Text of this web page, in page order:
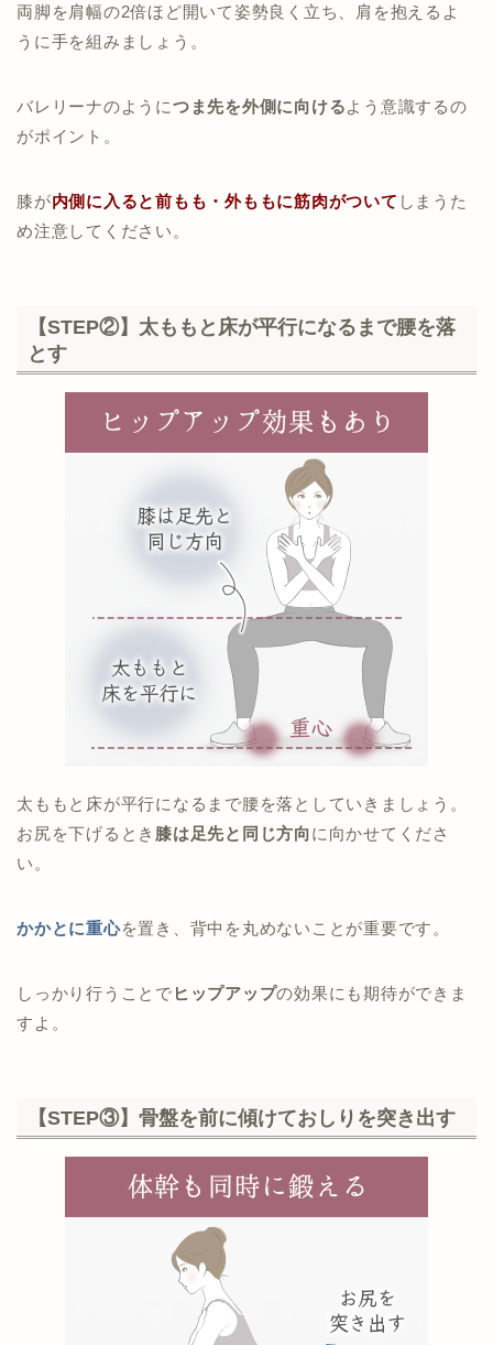
両脚を肩幅の2倍ほど開いて姿勢良く立ち、肩を抱えるよ
うに手を組みましょう。
バレリーナのようにつま先を外側に向けるよう意識するの
がポイント。
膝が内側に入ると前もも・外ももに筋肉がついて しまうた
め注意してください。
【STEP②】太ももと床が平行になるまで腰を落
とす
太ももと床が平行になるまで腰を落としていきましょう。
お尻を下げるとき 膝は足先と同じ方向に向かせてくださ
い。
かかとに重心を置き、背中を丸めないことが重要です。
しっかり行うことで ヒップアップの効果にも期待ができま
すよ。
【STEP③】骨盤を前に傾けておしりを突き出す